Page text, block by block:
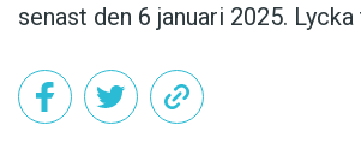
senast den 6 januari 2025.